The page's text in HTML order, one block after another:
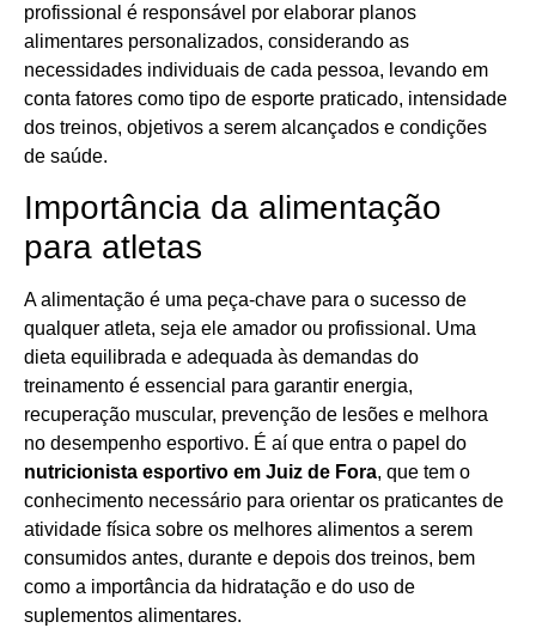
profissional é responsável por elaborar planos
alimentares personalizados, considerando as
necessidades individuais de cada pessoa, levando em
conta fatores como tipo de esporte praticado, intensidade
dos treinos, objetivos a serem alcançados e condições
de saúde.
Importância da alimentação
para atletas
A alimentação é uma peça-chave para o sucesso de
qualquer atleta, seja ele amador ou profissional. Uma
dieta equilibrada e adequada às demandas do
treinamento é essencial para garantir energia,
recuperação muscular, prevenção de lesões e melhora
no desempenho esportivo. É aí que entra o papel do
nutricionista esportivo em Juiz de Fora, que tem o
conhecimento necessário para orientar os praticantes de
atividade física sobre os melhores alimentos a serem
consumidos antes, durante e depois dos treinos, bem
como a importância da hidratação e do uso de
suplementos alimentares.